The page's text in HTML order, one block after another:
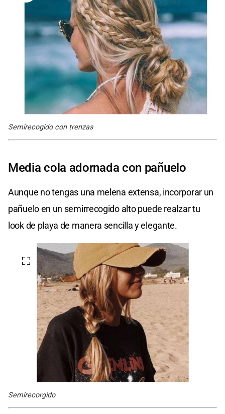
Semirecogido con trenzas
Media cola adornada con pañuelo
Aunque no tengas una melena extensa, incorporar un
pañuelo en un semirrecogido alto puede realzar tu
look de playa de manera sencilla y elegante.
Semirecorgido